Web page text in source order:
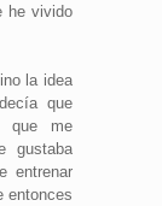
he vivido
la idea
que
que me
gustaba
entrenar
entonces